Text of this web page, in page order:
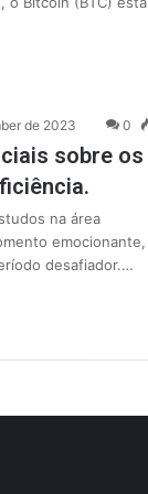
de 2023 0
sobre os
na área
emocionante,
desafiador.…